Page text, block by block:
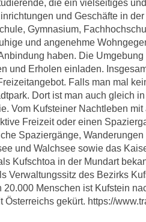
die ein vielseitiges
und Geschäfte in
Gymnasium,
und angenehme
haben. Die
und Erholen einladen.
Falls man mal
Dort ist man auch gleich
Vom Kufsteiner Nachtleben
Freizeit oder einen
Spaziergänge,
und Walchsee sowie das
Kufschtoa in der Mundart
Verwaltungssitz des Bezirks
20.000 Menschen ist Kufstein
Österreichs gekürt. https://